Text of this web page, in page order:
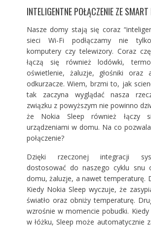
INTELIGENTNE POŁĄCZENIE ZE
Nasze domy stają się coraz
sieci Wi-Fi podłączamy nie
komputery czy telewizory. Coraz
łączą się również lodówki,
oświetlenie, żaluzje, głośniki oraz
odkurzacze. Wiem, brzmi to, jak
tak zaczyna wyglądać nasza
związku z powyższym nie powinno
że Nokia Sleep również łączy
urządzeniami w domu. Na co
połączenie?
Dzięki rzeczonej integracji
dostosować do naszego cyklu snu
domu, żaluzje, a nawet temperaturę.
Kiedy Nokia Sleep wyczuje, że
światło oraz obniży temperaturę.
wzrośnie w momencie pobudki. Kiedy
w łóżku, Sleep może automatycznie